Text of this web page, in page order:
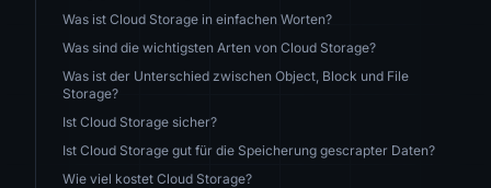
Was ist Cloud Storage in einfachen Worten?
Was sind die wichtigsten Arten von Cloud Storage?
Was ist der Unterschied zwischen Object, Block und File
Storage?
Ist Cloud Storage sicher?
Ist Cloud Storage gut für die Speicherung gescrapter Daten?
Wie viel kostet Cloud Storage?